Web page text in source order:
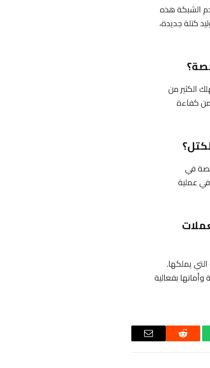
الشبكة هذه
كتلة جديدة،
الكثير من
من كفاءة
في
عملية
يملكها.
بفعالية
رديت
البريد